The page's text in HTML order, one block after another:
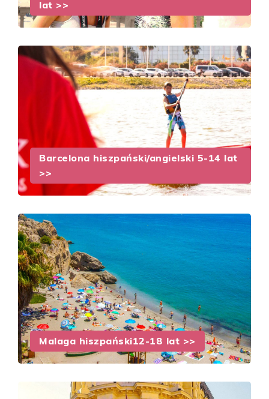
lat >>
Barcelona hiszpański/angielski 5-14 lat
>>
Malaga hiszpański12-18 lat >>